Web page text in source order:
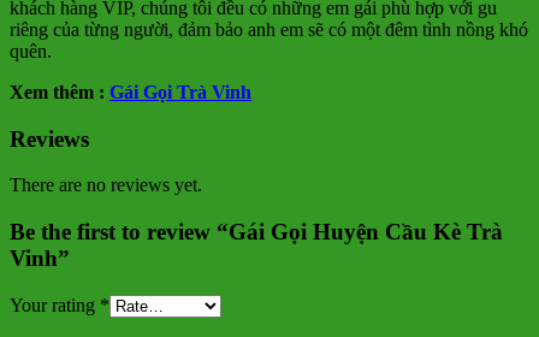
khách hàng VIP, chúng tôi đều có những em gái phù hợp với gu
riêng của từng người, đảm bảo anh em sẽ có một đêm tình nồng khó
quên.
Xem thêm : Gái Gọi Trà Vinh
Reviews
There are no reviews yet.
Be the first to review “Gái Gọi Huyện Cầu Kè Trà
Vinh”
Your rating *